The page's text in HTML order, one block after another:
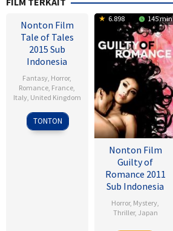
Nonton Film
Tale of Tales
2015 Sub
Indonesia
Fantasy, Horror,
Romance, France,
Italy, United Kingdom
Matteo
Garrone
TONTON
6.898 145 min
Nonton Film
Guilty of
Romance 2011
Sub Indonesia
Horror, Mystery,
Thriller, Japan